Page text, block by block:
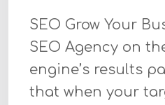
SEO Grow Your
SEO Agency on
engine’s results
that when your